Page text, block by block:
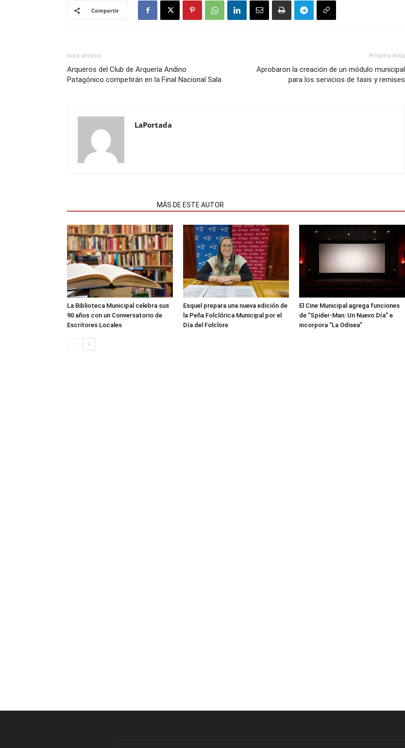
Compartir
Nota anterior
Arqueros del Club de Arquería Andino
Patagónico competirán en la Final Nacional Sala
Próxima Nota
Aprobaron la creación de un módulo municipal
para los servicios de taxis y remises
LaPortada
MÁS DE ESTE AUTOR
La Biblioteca Municipal celebra sus
90 años con un Conversatorio de
Escritores Locales
Esquel prepara una nueva edición de
la Peña Folclórica Municipal por el
Día del Folclore
El Cine Municipal agrega funciones
de “Spider-Man: Un Nuevo Día” e
incorpora “La Odisea”